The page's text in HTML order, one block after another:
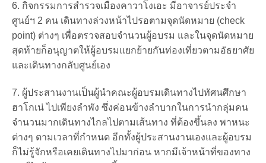
6. กิจกรรมการสำรวจเมืองคาวาโงเอะ มีอาจารย์ประจำ
ศูนย์ฯ 2 คน เดินทางล่วงหน้าไปรอตามจุดนัดหมาย (check
point) ต่างๆ เพื่อตรวจสอบจำนวนผู้อบรม และในจุดนัดหมาย
สุดท้ายก็อนุญาตให้ผู้อบรมแยกย้ายกันท่องเที่ยวตามอัธยาศัย
และเดินทางกลับศูนย์เอง
7. ผู้ประสานงานเป็นผู้นำคณะผู้อบรมเดินทางไปทัศนศึกษา
ฮาโกเน่ ไปเพียงลำพัง ซึ่งค่อนข้างลำบากในการนำกลุ่มคน
จำนวนมากเดินทางไกลไปตามเส้นทาง ที่ต้องขึ้นลง พาหนะ
ต่างๆ ตามเวลาที่กำหนด อีกทั้งผู้ประสานงานเองและผู้อบรม
ก็ไม่รู้จักหรือเคยเดินทางไปมาก่อน หากมีเจ้าหน้าที่ของทาง